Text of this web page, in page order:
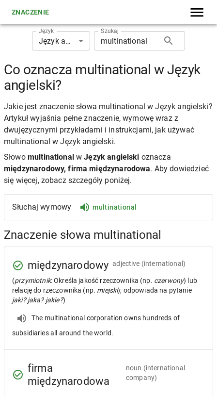
ZNACZENIE
Język
Język angielski
Szukaj
Co oznacza multinational w Język
angielski?
Jakie jest znaczenie słowa multinational w Język angielski?
Artykuł wyjaśnia pełne znaczenie, wymowę wraz z
dwujęzycznymi przykładami i instrukcjami, jak używać
multinational w Język angielski.
Słowo multinationalwJęzyk angielski oznacza
międzynarodowy, firma międzynarodowa. Aby dowiedzieć
się więcej, zobacz szczegóły poniżej.
Słuchaj wymowy multinational
Znaczenie słowa multinational
międzynarodowy adjective (international)
(przymiotnik: Określa jakość rzeczownika (np. czerwony) lub
relację do rzeczownika (np. miejski); odpowiada na pytanie
jaki? jaka? jakie?)
The multinational corporation owns hundreds of
subsidiaries all around the world.
firma
międzynarodowa
noun (international
company)